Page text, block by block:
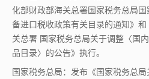
化部财政部海关总署国家税务总局
备进口税收政策有关目录的通知》
关总署 国家税务总局关于调整〈国
品目录〉的公告》执行。
国家税务总局：发布《国家税务总